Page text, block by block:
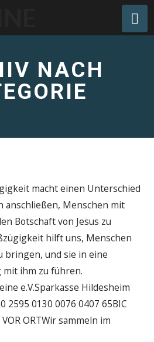
NACH
macht einen Unterschied
anschließen, Menschen mit
Botschaft von Jesus zu
hilft uns, Menschen
bringen, und sie in eine
mit ihm zu führen.
e.V.Sparkasse Hildesheim
2595 0130 0076 0407 65BIC
ORTWir sammeln im